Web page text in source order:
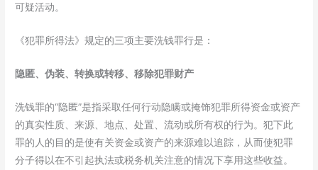
可疑活动。
《犯罪所得法》规定的三项主要洗钱罪行是：
隐匿、伪装、转换或转移、移除犯罪财产
洗钱罪的“隐匿”是指采取任何行动隐瞒或掩饰犯罪所得资金或资产
的真实性质、来源、地点、处置、流动或所有权的行为。犯下此
罪的人的目的是使有关资金或资产的来源难以追踪，从而使犯罪
分子得以在不引起执法或税务机关注意的情况下享用这些收益。